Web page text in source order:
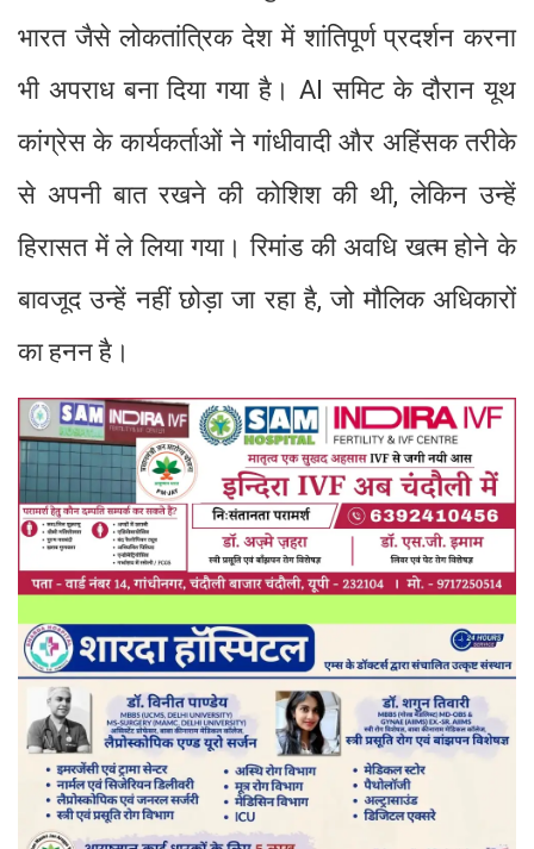
भारत जैसे लोकतांत्रिक देश में शांतिपूर्ण प्रदर्शन करना
भी अपराध बना दिया गया है। AI समिट के दौरान यूथ
कांग्रेस के कार्यकर्ताओं ने गांधीवादी और अहिंसक तरीके
से अपनी बात रखने की कोशिश की थी, लेकिन उन्हें
हिरासत में ले लिया गया। रिमांड की अवधि खत्म होने के
बावजूद उन्हें नहीं छोड़ा जा रहा है, जो मौलिक अधिकारों
का हनन है।